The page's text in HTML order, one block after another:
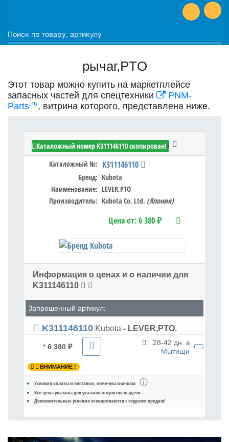
рычаг,PTO
Этот товар можно купить на маркетплейсе
запасных частей для спецтехники
PNM-
Parts.ru, витрина которого, представлена ниже.
Kubota K311146110 - LEVER,PTO
Каталожный №: K311146110
Бренд: Kubota
Наименование: LEVER,PTO
Производитель: Kubota Co. Ltd. (Япония)
Цена от:6 380 ₽
Каталожный номер K311146110 скопирован!
Информация о ценах и о наличии для
K311146110
Запрошенный артикул:
K311146110 Kubota - LEVER,PTO.
* 6 380 ₽ : 28-42 дн. в
Мытищи
ВНИМАНИЕ !
Условия оплаты и поставки, отмечны значком ⓘ
Все цены указаны дляуказанных пунктов выдачи.
Дополнительные условия оговариваются с отделом продаж!